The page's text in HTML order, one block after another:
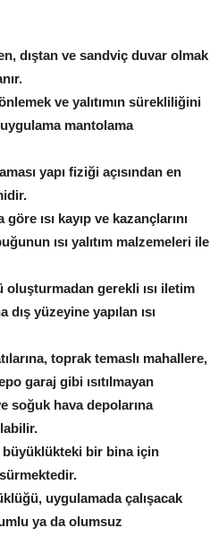
dıştan ve sandviç duvar olmak
ve yalıtımın sürekliliğini
mantolama
yapı fiziği açısından en
ısı kayıp ve kazançlarını
ısı yalıtım malzemeleri ile
oluşturmadan gerekli ısı iletim
dış yüzeyine yapılan ısı
toprak temaslı mahallere,
garaj gibi ısıtılmayan
soğuk hava depolarına
büyüklükteki bir bina için
uygulamada çalışacak
ya da olumsuz